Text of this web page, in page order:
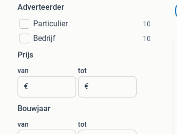
Adverteerder
Particulier
10
Bedrijf 10
Prijs
van
€
tot
€
Bouwjaar
van tot